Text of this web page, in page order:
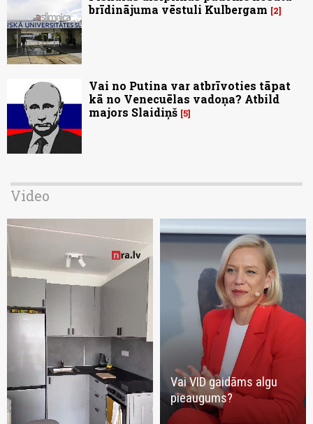
brīdinājuma vēstuli Kulbergam
2
Vai no Putina var atbrīvoties tāpat
kā no Venecuēlas vadoņa? Atbild
majors Slaidiņš 5
Video
Vai VID gaidāms algu
pieaugums?